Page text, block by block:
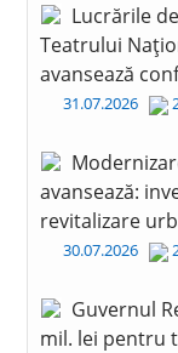
Lucrările
Teatrului
avansează
31.07.2026
avansează:
revitalizare
30.07.2026
Guvernul
mil. lei pentru